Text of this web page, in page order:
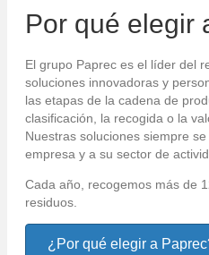
Por qué elegir
El grupo Paprec es el líder del
soluciones innovadoras y
las etapas de la cadena de
clasificación, la recogida o la
Nuestras soluciones siempre
empresa y a su sector de
Cada año, recogemos más de
residuos.
¿Por qué elegir a